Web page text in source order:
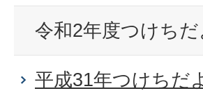
令和2年度つけちだ
平成31年つけちだ